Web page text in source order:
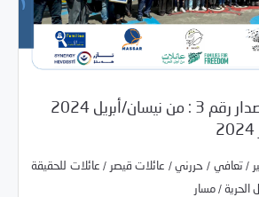
النشرة الإخبارية إصدار رقم 3 : من نيسان/أبريل 2024
/تعافي / حررني/ عائلات قيصر / عائلات للحقيقة
الحرية / مسار
01/06/
والعدالة،/عائلات من أجل الحرية /مسار